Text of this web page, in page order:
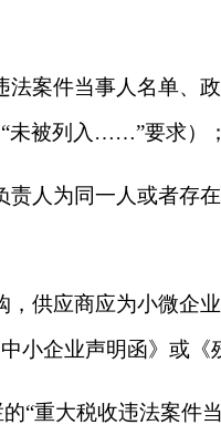
法案件当事人名单
未被列入……”要求）；
责人为同一人或者
，供应商应为小微
小企业声明函》或
“重大税收违法案件